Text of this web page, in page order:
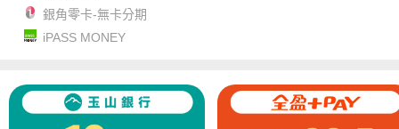
銀角零卡-無卡分期
iPASS MONEY